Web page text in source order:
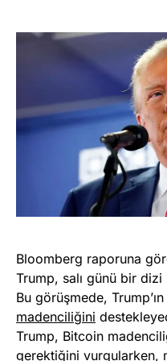
Bloomberg raporuna
Trump, salı günü bir
Bu görüşmede,
madenciliğini
Trump, Bitcoin
gerektiğini vurgularken,